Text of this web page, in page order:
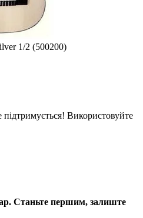
1/2 (500200)
Використовуйте
Станьте першим, залиште